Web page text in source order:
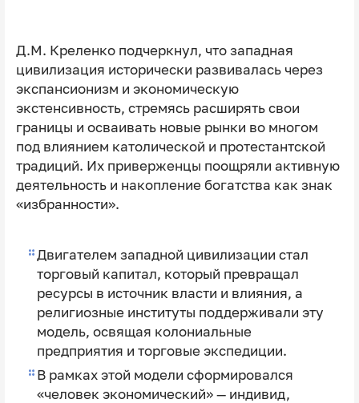
Д.М. Креленко подчеркнул, что западная
цивилизация исторически развивалась через
экспансионизм и экономическую
экстенсивность, стремясь расширять свои
границы и осваивать новые рынки во многом
под влиянием католической и протестантской
традиций. Их приверженцы поощряли активную
деятельность и накопление богатства как знак
«избранности».
Двигателем западной цивилизации стал
торговый капитал, который превращал
ресурсы в источник власти и влияния, а
религиозные институты поддерживали эту
модель, освящая колониальные
предприятия и торговые экспедиции.
В рамках этой модели сформировался
«человек экономический» — индивид,